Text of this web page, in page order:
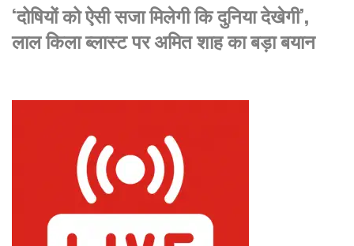
‘दोषियों को ऐसी सजा मिलेगी कि दुनिया देखेगी’,
लाल किला ब्लास्ट पर अमित शाह का बड़ा बयान